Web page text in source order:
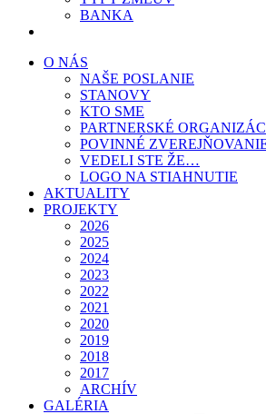
BANKA
O NÁS
NAŠE POSLANIE
STANOVY
KTO SME
PARTNERSKÉ
POVINNÉ
VEDELI STE ŽE…
LOGO NA STIAHNUTIE
AKTUALITY
PROJEKTY
2026
2025
2024
2023
2022
2021
2020
2019
2018
2017
ARCHÍV
GALÉRIA